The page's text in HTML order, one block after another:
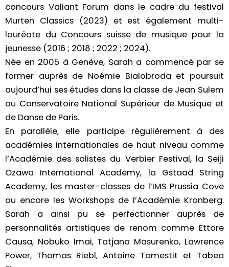
concours Valiant Forum dans le cadre du festival
Murten Classics (2023) et est également multi-
lauréate du Concours suisse de musique pour la
jeunesse (2016 ; 2018 ; 2022 ; 2024).
Née en 2005 à Genève, Sarah a commencé par se
former auprès de Noémie Bialobroda et poursuit
aujourd’hui ses études dans la classe de Jean Sulem
au Conservatoire National Supérieur de Musique et
de Danse de Paris.
En parallèle, elle participe régulièrement à des
académies internationales de haut niveau comme
l’Académie des solistes du Verbier Festival, la Seiji
Ozawa International Academy, la Gstaad String
Academy, les master-classes de l’IMS Prussia Cove
ou encore les Workshops de l’Académie Kronberg.
Sarah a ainsi pu se perfectionner auprès de
personnalités artistiques de renom comme Ettore
Causa, Nobuko Imai, Tatjana Masurenko, Lawrence
Power, Thomas Riebl, Antoine Tamestit et Tabea